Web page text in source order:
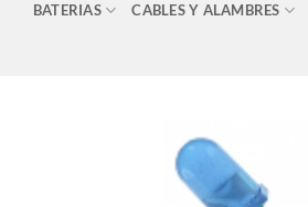
BATERIAS CABLES Y ALAMBRES